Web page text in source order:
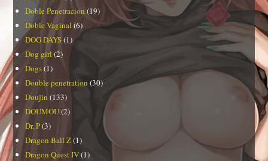
Doble Penetracion (19)
Doble Vaginal (6)
DOG DAYS(1)
Dog girl (2)
Dogs(1)
Double penetration (30)
Doujin (133)
DOUMOU(2)
Dr. P(3)
Dragon Ball Z(1)
Dragon Quest IV(1)